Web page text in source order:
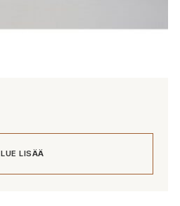
LUE LISÄÄ